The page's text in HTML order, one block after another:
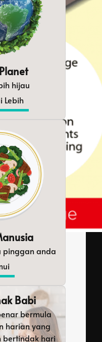
hijau
Lebih
pinggan anda
Babi
bermula
harian yang
bertindak hari